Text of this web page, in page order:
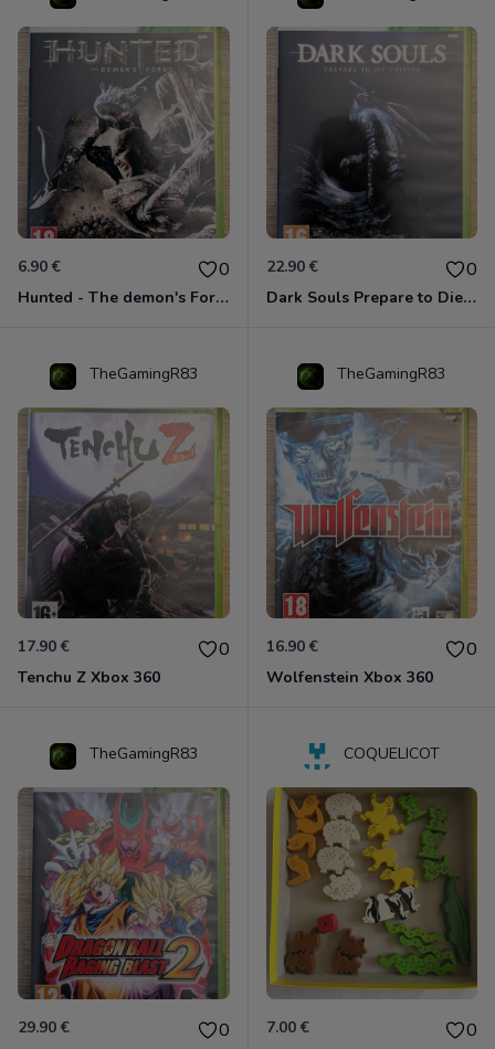
6.90 € 0
Hunted - The demon's Forge Xbox 360 (Complet CIB)
22.90 € 0
Dark Souls Prepare to Die Edition XBOX 360
TheGamingR83
17.90 € 0
Tenchu Z Xbox 360
TheGamingR83
16.90 € 0
Wolfenstein Xbox 360
TheGamingR83
29.90 € 0
COQUELICOT
7.00 € 0